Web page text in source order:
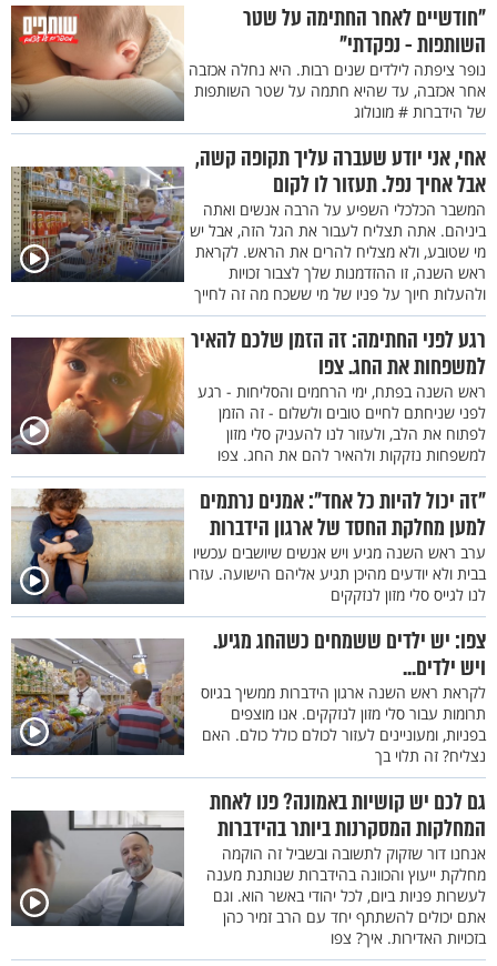
"חודשיים לאחר החתימה על שטר
השותפות - נפקדתי"
נופר ציפתה לילדים שנים רבות. היא נחלה אכזבה
אחר אכזבה, עד שהיא חתמה על שטר השותפות
של הידברות # מונולוג
אחי, אני יודע שעברה עליך תקופה קשה,
אבל אחיך נפל. תעזור לו לקום
המשבר הכלכלי השפיע על הרבה אנשים ואתה
ביניהם. אתה תצליח לעבור את הגל הזה, אבל יש
מי שטובע, ולא מצליח להרים את הראש. לקראת
ראש השנה, זו ההזדמנות שלך לצבור זכויות
ולהעלות חיוך על פניו של מי ששכח מה זה לחייך
רגע לפני החתימה: זה הזמן שלכם להאיר
למשפחות את החג. צפו
ראש השנה בפתח, ימי הרחמים והסליחות - רגע
לפני שניחתם לחיים טובים ולשלום - זה הזמן
לפתוח את הלב, ולעזור לנו להעניק סלי מזון
למשפחות נזקקות ולהאיר להם את החג. צפו
"זה יכול להיות כל אחד": אמנים נרתמים
למען מחלקת החסד של ארגון הידברות
ערב ראש השנה מגיע ויש אנשים שיושבים עכשיו
בבית ולא יודעים מהיכן תגיע אליהם הישועה. עזרו
לנו לגייס סלי מזון לנזקקים
צפו: יש ילדים ששמחים כשהחג מגיע.
ויש ילדים...
לקראת ראש השנה ארגון הידברות ממשיך בגיוס
תרומות עבור סלי מזון לנזקקים. אנו מוצפים
בפניות, ומעוניינים לעזור לכולם כולל כולם. האם
נצליח? זה תלוי בך
גם לכם יש קושיות באמונה? פנו לאחת
המחלקות המסקרנות ביותר בהידברות
אנחנו דור שזקוק לתשובה ובשביל זה הוקמה
מחלקת ייעוץ והכוונה בהידברות שנותנת מענה
לעשרות פניות ביום, לכל יהודי באשר הוא. וגם
אתם יכולים להשתתף יחד עם הרב זמיר כהן
בזכויות האדירות. איך? צפו